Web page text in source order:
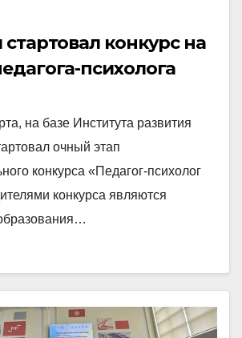
конкурс на
психолога
на базе Института развития
очный этап
конкурса «Педагог-психолог
конкурса являются